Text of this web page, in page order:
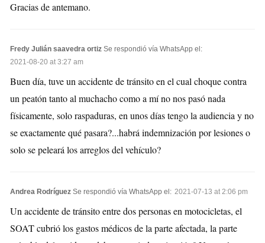
Gracias de antemano.
Fredy Julián saavedra ortiz Se respondió vía WhatsApp el:
2021-08-20 at 3:27 am
Buen día, tuve un accidente de tránsito en el cual choque contra
un peatón tanto al muchacho como a mí no nos pasó nada
físicamente, solo raspaduras, en unos días tengo la audiencia y no
se exactamente qué pasara?...habrá indemnización por lesiones o
solo se peleará los arreglos del vehículo?
Andrea Rodríguez Se respondió vía WhatsApp el: 2021-07-13 at 2:06 pm
Un accidente de tránsito entre dos personas en motocicletas, el
SOAT cubrió los gastos médicos de la parte afectada, la parte